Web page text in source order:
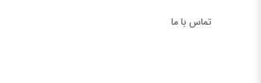
تماس با ما